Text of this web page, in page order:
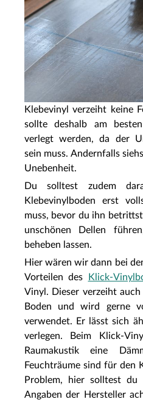
Klebevinyl verzeiht keine
sollte deshalb am
verlegt werden, da der
sein muss. Andernfalls
Unebenheit.
Du solltest zudem
Klebevinylboden erst
muss, bevor du ihn
unschönen Dellen
beheben lassen.
Hier wären wir dann bei
Vorteilen des
Klick-
Vinyl. Dieser verzeiht
Boden und wird gerne
verwendet. Er lässt sich
verlegen. Beim Klick-
Raumakustik eine
Feuchträume sind für den
Problem, hier solltest
Angaben der Hersteller